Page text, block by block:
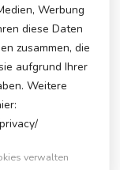
Werbung
diese Daten
zusammen, die
aufgrund Ihrer
Weitere
verwalten